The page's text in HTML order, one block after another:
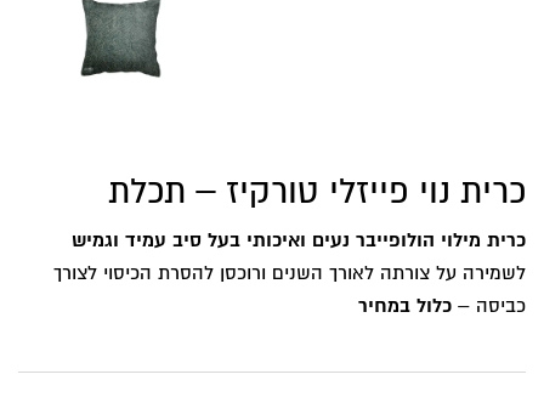
כרית נוי פייזלי טורקיז – תכלת
כרית מילוי הולופייבר נעים ואיכותי בעל סיב עמיד וגמיש
לשמירה על צורתה לאורך השנים ורוכסן להסרת הכיסוי לצורך
כביסה – כלול במחיר